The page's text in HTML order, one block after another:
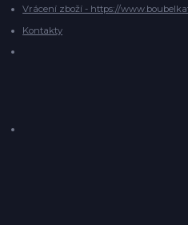
Vrácení zboží - https://
Kontakty